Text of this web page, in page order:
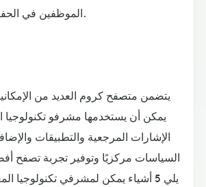
الموظفين في الحفاظ على تركيزهم.
يتضمن متصفح كروم العديد من
يمكن أن يستخدمها مشرفو تكنولوجيا
الإشارات المرجعية والتطبيقات
السياسات مركزيًا وتوفير تجربة تصفح
يلي 5 أشياء يمكن لمشرفي تكنولوجيا